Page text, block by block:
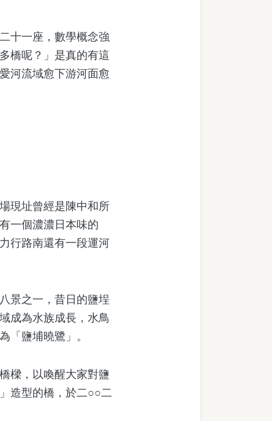
十一座，數學概念強
橋呢？」是真的有這
河流域愈下游河面愈
現址曾經是陳中和所
一個濃濃日本味的
行路南還有一段運河
景之一，昔日的鹽埕
成為水族成長，水鳥
「鹽埔曉鷺」。
樑，以喚醒大家對鹽
造型的橋，於二○○二